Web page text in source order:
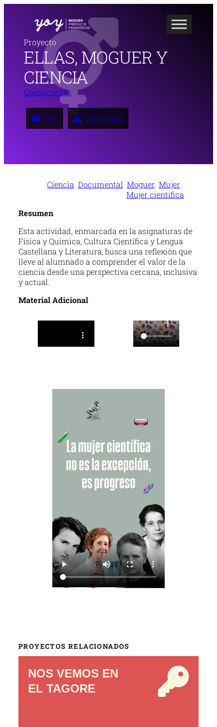
contenido
Proyecto
ELLAS, MOGUER Y
CIENCIA
Coeducación
Ver Descargar
Ciencia Documental Moguer Mujer
Mujer científica
Resumen
Esta actividad, enmarcada en la asignaturas de
Física y Química, Cultura Científica y Lengua
Castellana y Literatura, busca una reflexión que
lleve al alumnado a comprender el valor de la
ciencia desde una perspectiva cercana, inclusiva
y actual.
Material Adicional
PROYECTOS RELACIONADOS
NOS VEMOS EN
EL TAGORE